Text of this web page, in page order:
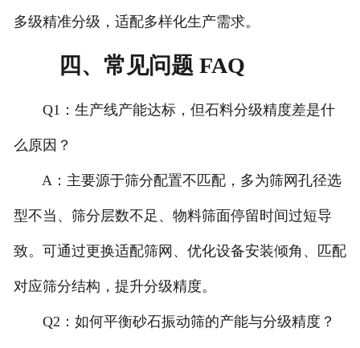
多级精准分级，适配多样化生产需求。
四、常见问题 FAQ
Q1：生产线产能达标，但石料分级精度差是什
么原因？
A：主要源于筛分配置不匹配，多为筛网孔径选
型不当、筛分层数不足、物料筛面停留时间过短导
致。可通过更换适配筛网、优化设备安装倾角、匹配
对应筛分结构，提升分级精度。
Q2：如何平衡砂石振动筛的产能与分级精度？